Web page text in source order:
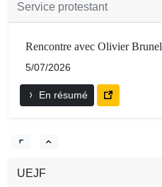
Service protestant
Rencontre avec Olivier Brunel
5/07/2026
En résumé
UEJF